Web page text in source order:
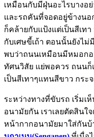
เหมือนกับมีฝุ่นอะไรบางอ
และรถคันที่จอดอยู่ข้างนอ
ก็คล้ายกับแป้งแต่เป็นสีเท
กับเศษขี้เถ้า ตอนนั้นยังไ
พบว่าถนนเหมือนมีหมอกอ
ทัศนวิสัย แย่พอควร ถนนก็
เป็นสีเทาๆแทนสีขาว กระ
ระหว่างทางที่ขับรถ เริ่ม
อนามัยกัน เราเลยตัดสินใ
หน้ากากอนามัยมาใส่กันบ้